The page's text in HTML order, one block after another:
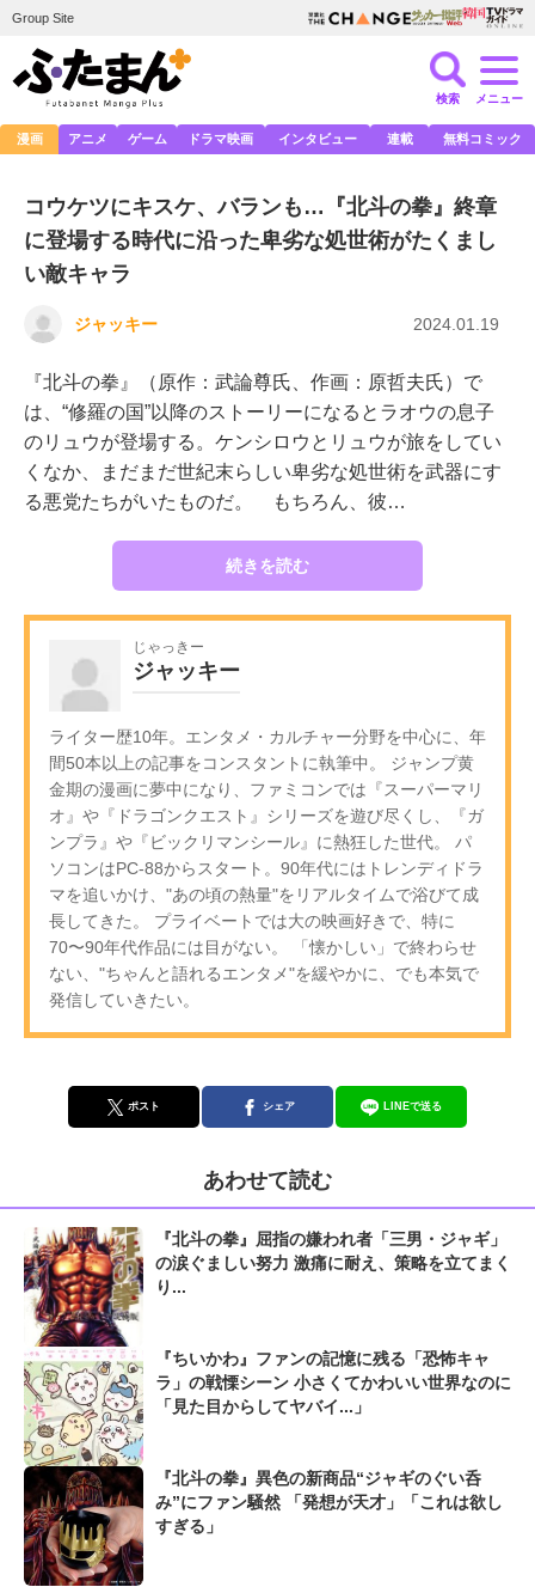
Group Site
検索 メニュー
漫画 アニメ ゲーム ドラマ映画 インタビュー 連載 無料コミック
コウケツにキスケ、バランも…『北斗の拳』終章
に登場する時代に沿った卑劣な処世術がたくまし
い敵キャラ
ジャッキー 2024.01.19
『北斗の拳』（原作：武論尊氏、作画：原哲夫氏）で
は、“修羅の国”以降のストーリーになるとラオウの息子
のリュウが登場する。ケンシロウとリュウが旅をしてい
くなか、まだまだ世紀末らしい卑劣な処世術を武器にす
る悪党たちがいたものだ。 もちろん、彼…
続きを読む
じゃっきー
ジャッキー
ライター歴10年。エンタメ・カルチャー分野を中心に、年
間50本以上の記事をコンスタントに執筆中。 ジャンプ黄
金期の漫画に夢中になり、ファミコンでは『スーパーマリ
オ』や『ドラゴンクエスト』シリーズを遊び尽くし、『ガ
ンプラ』や『ビックリマンシール』に熱狂した世代。 パ
ソコンはPC-88からスタート。90年代にはトレンディドラ
マを追いかけ、"あの頃の熱量"をリアルタイムで浴びて成
長してきた。 プライベートでは大の映画好きで、特に
70〜90年代作品には目がない。 「懐かしい」で終わらせ
ない、"ちゃんと語れるエンタメ"を緩やかに、でも本気で
発信していきたい。
ポスト シェア LINEで送る
あわせて読む
『北斗の拳』屈指の嫌われ者「三男・ジャギ」
の涙ぐましい努力 激痛に耐え、策略を立てまく
り...
『ちいかわ』ファンの記憶に残る「恐怖キャ
ラ」の戦慄シーン 小さくてかわいい世界なのに
「見た目からしてヤバイ...」
『北斗の拳』異色の新商品“ジャギのぐい呑
み”にファン騒然 「発想が天才」「これは欲し
すぎる」